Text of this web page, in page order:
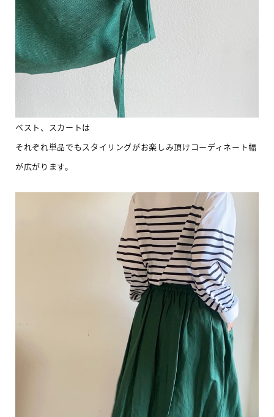
ベスト、スカートは
それぞれ単品でもスタイリングがお楽しみ頂けコーディネート幅
が広がります。